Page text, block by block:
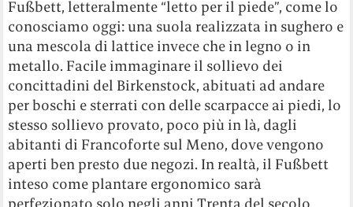
Fußbett, letteralmente “letto per il piede”, come lo
conosciamo oggi: una suola realizzata in sughero e
una mescola di lattice invece che in legno o in
metallo. Facile immaginare il sollievo dei
concittadini del Birkenstock, abituati ad andare
per boschi e sterrati con delle scarpacce ai piedi, lo
stesso sollievo provato, poco più in là, dagli
abitanti di Francoforte sul Meno, dove vengono
aperti ben presto due negozi. In realtà, il Fußbett
inteso come plantare ergonomico sarà